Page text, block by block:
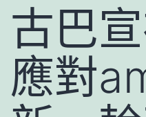
古巴
應對